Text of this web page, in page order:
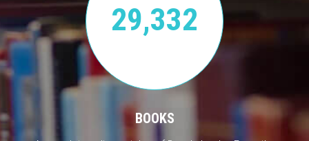
29,332
BOOKS